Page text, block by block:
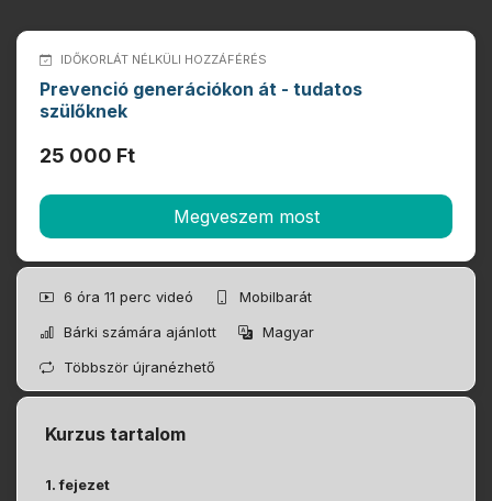
IDŐKORLÁT NÉLKÜLI HOZZÁFÉRÉS
Prevenció generációkon át ​- tudatos
szülőknek
25 000 Ft
Megveszem most
6 óra 11 perc videó
Mobilbarát
Bárki számára ajánlott
Magyar
Többször újranézhető
Kurzus tartalom
1. fejezet